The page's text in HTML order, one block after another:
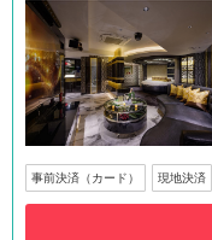
事前決済（カード） 現地決済